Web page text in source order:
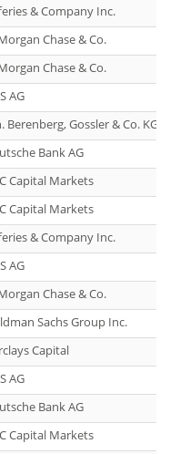
& Company Inc.
Chase & Co.
Chase & Co.
AG
Berenberg, Gossler & Co. KG
Bank AG
Capital Markets
Capital Markets
& Company Inc.
AG
Chase & Co.
Sachs Group Inc.
Capital
AG
Bank AG
Capital Markets